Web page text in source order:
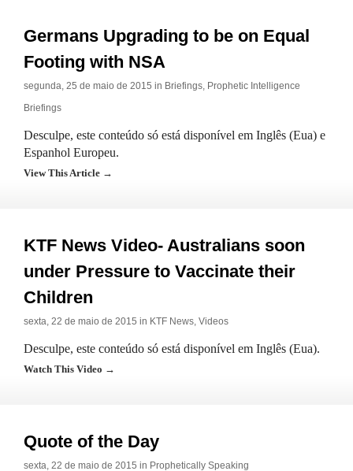
Germans Upgrading to be on Equal
Footing with NSA
segunda, 25 de maio de 2015 in Briefings, Prophetic Intelligence
Briefings
Desculpe, este conteúdo só está disponível em Inglês (Eua) e
Espanhol Europeu.
View This Article →
KTF News Video- Australians soon
under Pressure to Vaccinate their
Children
sexta, 22 de maio de 2015 in KTF News, Videos
Desculpe, este conteúdo só está disponível em Inglês (Eua).
Watch This Video →
Quote of the Day
sexta, 22 de maio de 2015 in Prophetically Speaking